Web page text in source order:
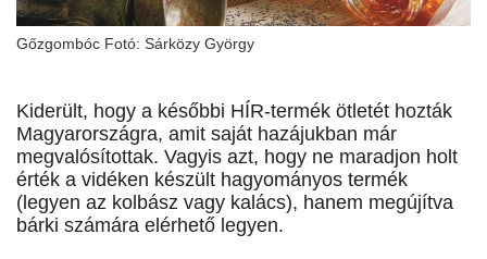
Gőzgombóc Fotó: Sárközy György
Kiderült, hogy a későbbi HÍR-termék ötletét hozták
Magyarországra, amit saját hazájukban már
megvalósítottak. Vagyis azt, hogy ne maradjon holt
érték a vidéken készült hagyományos termék
(legyen az kolbász vagy kalács), hanem megújítva
bárki számára elérhető legyen.